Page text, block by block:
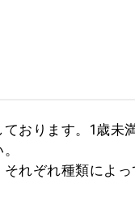
おります。1歳未
れぞれ種類によ